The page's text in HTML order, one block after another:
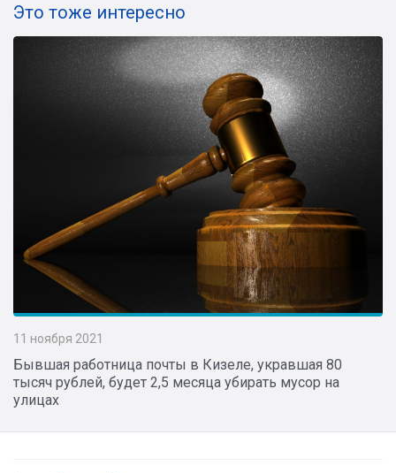
Это тоже интересно
11 ноября 2021
Бывшая работница почты в Кизеле, укравшая 80
тысяч рублей, будет 2,5 месяца убирать мусор на
улицах